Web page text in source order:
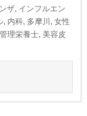
ザ, インフルエン
, 内科, 多摩川 ,女性
管理栄養士, 美容皮